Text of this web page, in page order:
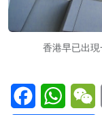
香港早已出現
Facebook